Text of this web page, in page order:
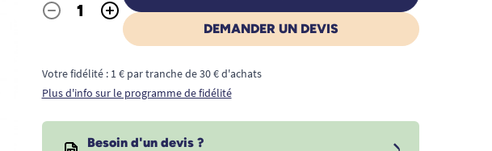
Quantité
- +
DEMANDER UN DEVIS
Votre fidélité : 1 € par tranche de 30 € d'achats
Plus d'info sur le programme de fidélité
Besoin d'un devis ?